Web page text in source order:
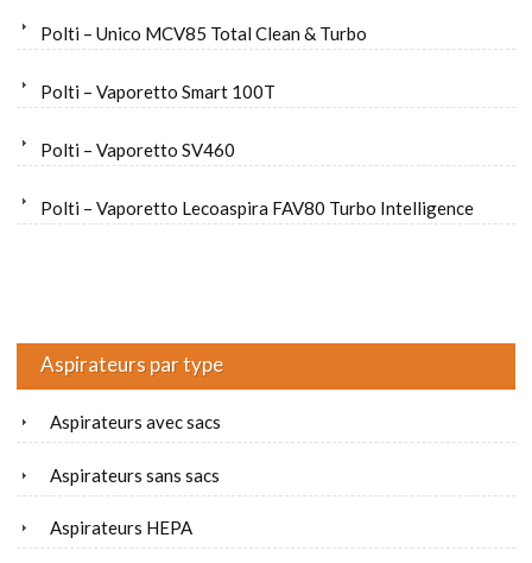
Polti – Unico MCV85 Total Clean & Turbo
Polti – Vaporetto Smart 100T
Polti – Vaporetto SV460
Polti – Vaporetto Lecoaspira FAV80 Turbo Intelligence
Aspirateurs par type
Aspirateurs avec sacs
Aspirateurs sans sacs
Aspirateurs HEPA